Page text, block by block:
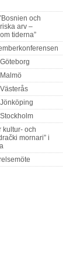
och
arv –
tiderna”
kultur- och
mornari” i